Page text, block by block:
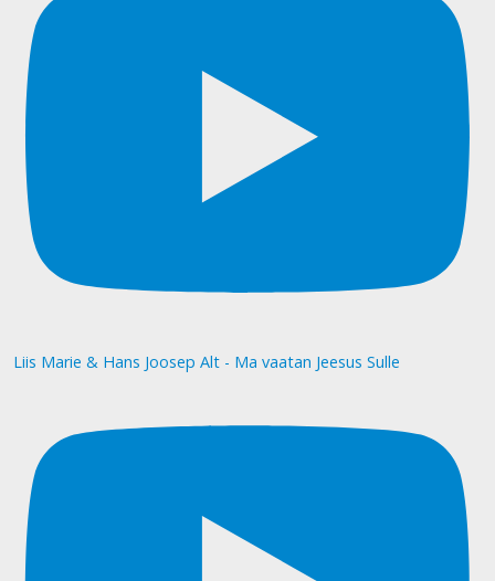
Liis Marie & Hans Joosep Alt - Ma vaatan Jeesus Sulle